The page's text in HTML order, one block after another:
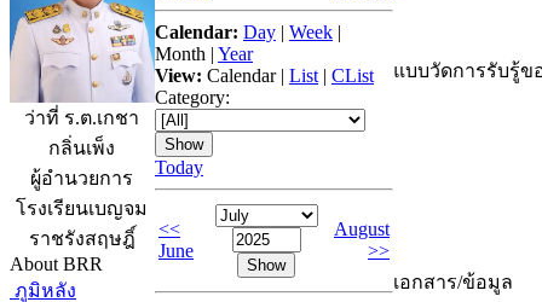
ว่าที่ ร.ต.เกชา
กลิ่นเพ็ง
ผู้อำนวยการ
โรงเรียนเบญจม
ราชรังสฤษฎิ์
About BRR
ภูมิหลัง
Calendar: Day | Week |
Month | Year
View: Calendar| List | CList
Category:
Today
<<
June
August
>>
แบบวัดการรับรู้ข
เอกสาร/ข้อมูล